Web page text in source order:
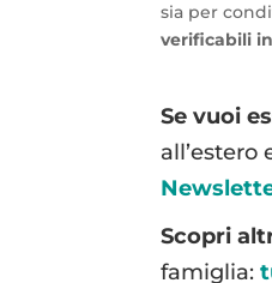
sia per
verificabili
Se vuoi
all’estero
Scopri
famiglia: